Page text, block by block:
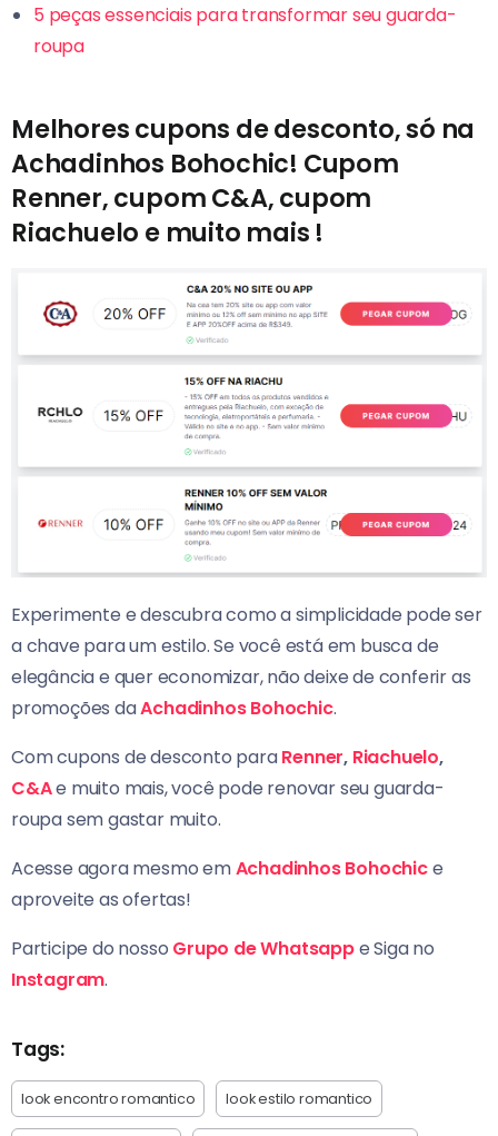
5 peças essenciais para transformar seu guarda-
roupa
Melhores cupons de desconto, só na
Achadinhos Bohochic! Cupom
Renner, cupom C&A, cupom
Riachuelo e muito mais !
Experimente e descubra como a simplicidade pode ser
a chave para um estilo. Se você está em busca de
elegância e quer economizar, não deixe de conferir as
promoções daAchadinhos Bohochic.
Com cupons de desconto paraRenner, Riachuelo,
C&Ae muito mais, você pode renovar seu guarda-
roupa sem gastar muito.
Acesse agora mesmo emAchadinhos Bohochice
aproveite as ofertas!
Participe do nosso Grupo de Whatsappe Siga no
Instagram.
Tags:
look encontro romantico look estilo romantico